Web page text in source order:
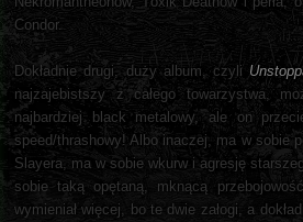
Condor.
Dokładnie drugi, duży album, czyli
najzajebistszy z całego towarzystwa,
najbardziej black metalowy, ale on
speed/thrashowy! Albo inaczej, ma w sobie
Slayera, ma w sobie wkurw i agresję
sobie taką opętaną, mknącą
wymieniał więcej, bo te dwie załogi, a